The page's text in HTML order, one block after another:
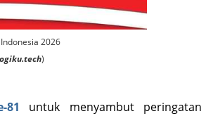
2026
)
81 untuk menyambut peringatan